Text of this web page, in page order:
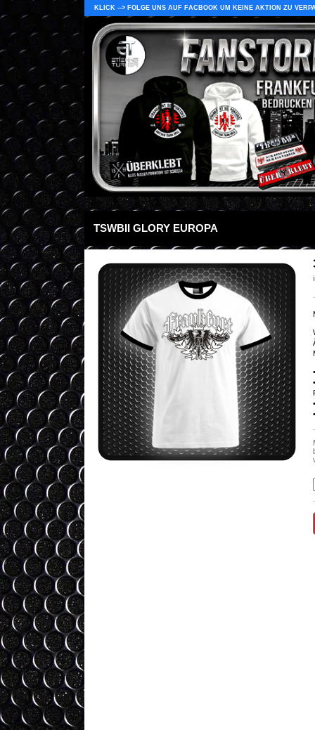
KLICK --> FOLGE UNS AUF FACBOOK UM KEINE AKTION ZU
TSWBII GLORY EUROPA